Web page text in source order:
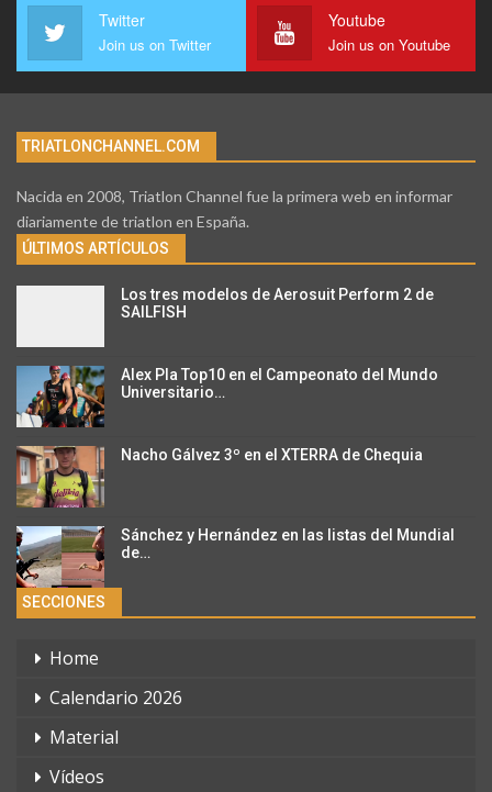
Twitter
Join us on Twitter
Youtube
Join us on Youtube
TRIATLONCHANNEL.COM
Nacida en 2008, Triatlon Channel fue la primera web en informar
diariamente de triatlon en España.
ÚLTIMOS ARTÍCULOS
Los tres modelos de Aerosuit Perform 2 de
SAILFISH
Alex Pla Top10 en el Campeonato del Mundo
Universitario…
Nacho Gálvez 3º en el XTERRA de Chequia
Sánchez y Hernández en las listas del Mundial
de…
SECCIONES
Home
Calendario 2026
Material
Vídeos